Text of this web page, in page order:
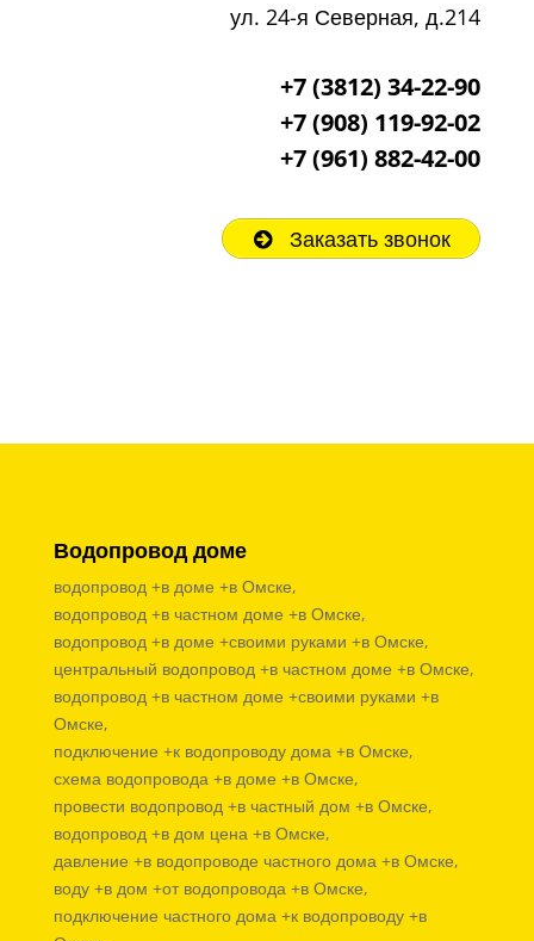
ул. 24-я Северная, д.214
+7 (3812) 34-22-90
+7 (908) 119-92-02
+7(961) 882-42-00
Заказать звонок
Водопровод доме
водопровод +в доме +в Омске,
водопровод +в частном доме +в Омске,
водопровод +в доме +своими руками +в Омске,
центральный водопровод +в частном доме +в Омске,
водопровод +в частном доме +своими руками +в
Омске,
подключение +к водопроводу дома +в Омске,
схема водопровода +в доме +в Омске,
провести водопровод +в частный дом +в Омске,
водопровод +в дом цена +в Омске,
давление +в водопроводе частного дома +в Омске,
воду +в дом +от водопровода +в Омске,
подключение частного дома +к водопроводу +в